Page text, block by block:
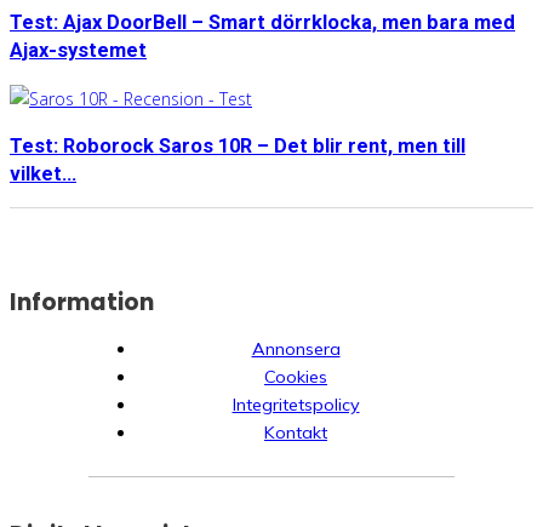
Test: Ajax DoorBell – Smart dörrklocka, men bara med
Ajax-systemet
Test: Roborock Saros 10R – Det blir rent, men till
vilket...
Information
Annonsera
Cookies
Integritetspolicy
Kontakt